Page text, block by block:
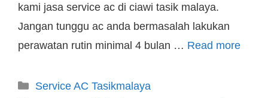
kami jasa service ac di ciawi tasik malaya.
Jangan tunggu ac anda bermasalah lakukan
perawatan rutin minimal 4 bulan … Read more
Service AC Tasikmalaya